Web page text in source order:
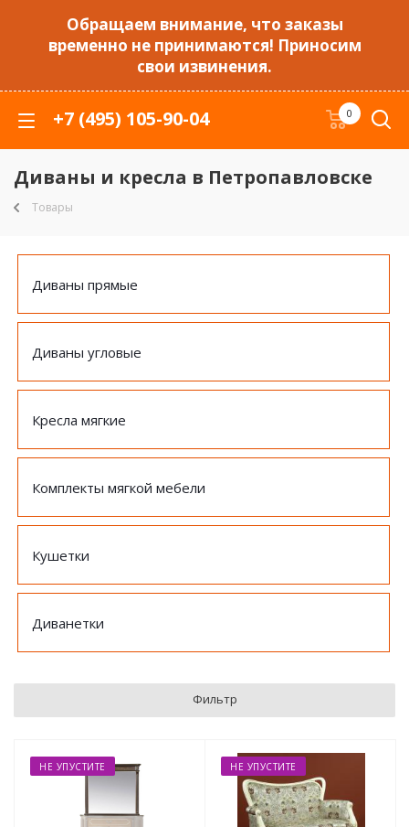
Обращаем внимание, что заказы
временно не принимаются! Приносим
свои извинения.
+7 (495) 105-90-04 0
Диваны и кресла в Петропавловске
Товары
Диваны прямые
Диваны угловые
Кресла мягкие
Комплекты мягкой мебели
Кушетки
Диванетки
Фильтр
НЕ УПУСТИТЕ НЕ УПУСТИТЕ